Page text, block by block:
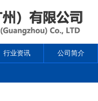
行业资讯 公司简介